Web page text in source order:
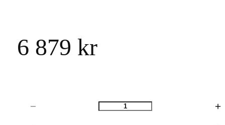
6 879 kr
Antal